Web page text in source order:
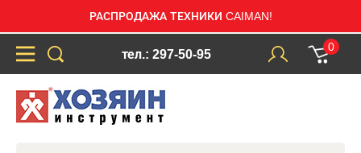
РАСПРОДАЖА ТЕХНИКИ CAIMAN!
тел.: 297-50-95
0